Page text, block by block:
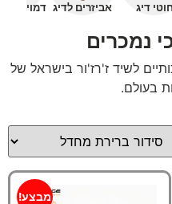
חוטי דיג אביזרים לדיג דמויים
נמכרים
לשיד ז'רז'ור בישראל של
בעולם.
מבצע!